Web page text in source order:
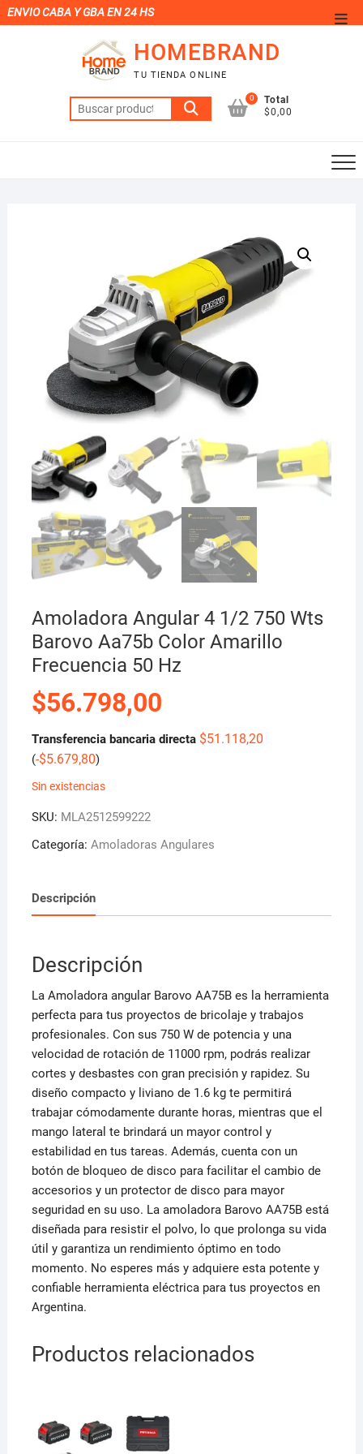
Saltar
al
ENVIO CABA Y GBA EN 24 HS
HOMEBRAND
TU TIENDA ONLINE
Buscar
por:
0
Total
$0,00
Amoladora Angular 4 1/2 750 Wts
Barovo Aa75b Color Amarillo
Frecuencia 50 Hz
$56.798,00
Transferencia bancaria directa $51.118,20
(-$5.679,80)
Sin existencias
SKU: MLA2512599222
Categoría: Amoladoras Angulares
Descripción
Descripción
La Amoladora angular Barovo AA75B es la herramienta
perfecta para tus proyectos de bricolaje y trabajos
profesionales. Con sus 750 W de potencia y una
velocidad de rotación de 11000 rpm, podrás realizar
cortes y desbastes con gran precisión y rapidez. Su
diseño compacto y liviano de 1.6 kg te permitirá
trabajar cómodamente durante horas, mientras que el
mango lateral te brindará un mayor control y
estabilidad en tus tareas. Además, cuenta con un
botón de bloqueo de disco para facilitar el cambio de
accesorios y un protector de disco para mayor
seguridad en su uso. La amoladora Barovo AA75B está
diseñada para resistir el polvo, lo que prolonga su vida
útil y garantiza un rendimiento óptimo en todo
momento. No esperes más y adquiere esta potente y
confiable herramienta eléctrica para tus proyectos en
Argentina.
Productos relacionados